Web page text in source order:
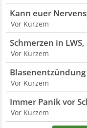
Kann euer
Vor Kurzem
Schmerzen in
Vor Kurzem
Vor Kurzem
Immer Panik vor
Vor Kurzem